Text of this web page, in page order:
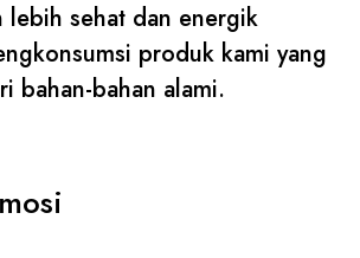
lebih sehat dan energik
produk kami yang
bahan-bahan alami.